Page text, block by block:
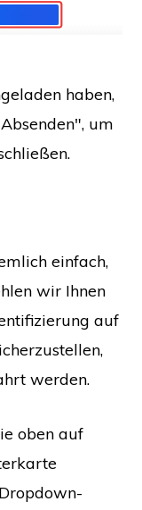
haben,
um
einfach,
wir Ihnen
auf
werden.
oben auf